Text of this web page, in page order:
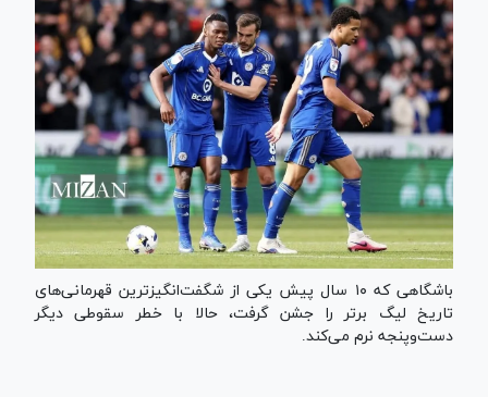
باشگاهی که ۱۰ سال پیش یکی از شگفت‌انگیزترین قهرمانی‌های
تاریخ لیگ برتر را جشن گرفت، حالا با خطر سقوطی دیگر
دست‌وپنجه نرم می‌کند.